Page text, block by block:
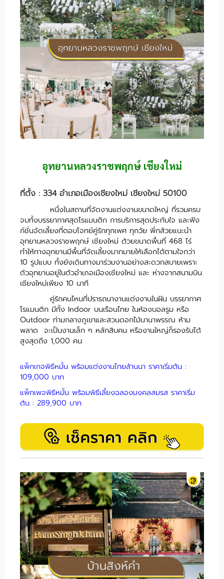
อุทยานหลวงราชพฤกษ์ เชียงใหม่
ที่ตั้ง : 334 อำเภอเมืองเชียงใหม่ เชียงใหม่ 50100
หนึ่งในสถานที่จัดงานแต่งงานขนาดใหญ่ ที่รวมครบ
จบทั้งบรรยากาศสุดโรแมนติก การบริการสุดประทับใจ และฟัง
ก์ชั่นจัดเลี้ยงที่ตอบโจทย์คู่รักทุกเพศ ทุกวัย พี่กล้วยแนะนำ
อุทยานหลวงราชพฤกษ์ เชียงใหม่ ด้วยขนาดพื้นที่ 468 ไร่
ทำให้ทางอุทยานมีพื้นที่จัดเลี้ยงมากมายให้เลือกได้ตามใจกว่า
10 รูปแบบ ทั้งยังเดินทางมาร่วมงานอย่างสะดวกสบายเพราะ
ตัวอุทยานอยู่ในตัวอำเภอเมืองเชียงใหม่ และ ห่างจากสนามบิน
เชียงใหม่เพียง 10 นาที
คู่รักคนไหนที่ปรารถนางานแต่งงานในฝัน บรรยากาศ
โรแมนติก มีทั้ง Indoor บนเรือนไทย ในห้องบอลรูม หรือ
Outdoor ท่ามกลางภูเขาและสวนดอกไม้นานาพรรณ ห้าม
พลาด จะเป็นงานเล็ก ๆ หลักสิบคน หรืองานใหญ่ก็รองรับได้
สูงสุดถึง 1,000 คน
แพ็กเกจพิธีหมั้น พร้อมแต่งงานไทยล้านนา ราคาเริ่มต้น :
109,000 บาท
แพ็กเพจพิธีหมั้น พร้อมพิธีเลี้ยงฉลองมงคลสมรส ราคาเริ่ม
ต้น : 289,900 บาท